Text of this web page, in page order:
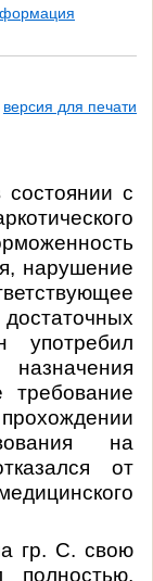
версия для печати
состоянии с
нарушение
употребил
назначения
требование
на
от
гр. С. свою